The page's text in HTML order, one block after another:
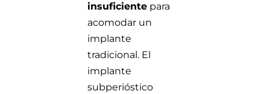
insuficientepara
acomodar un
implante
tradicional. El
implante
subperióstico